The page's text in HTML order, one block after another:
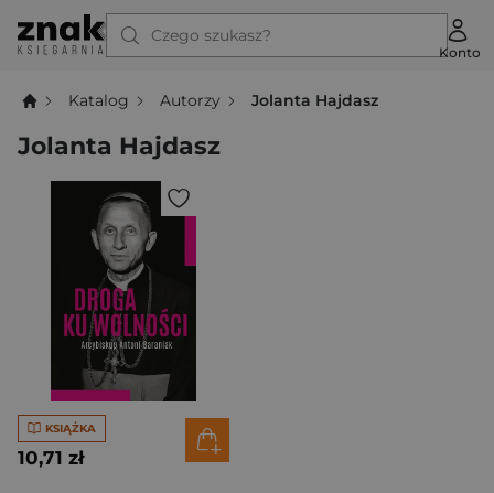
Czego szukasz?
Konto
Katalog Autorzy Jolanta Hajdasz
Jolanta Hajdasz
KSIĄŻKA
10,71 zł